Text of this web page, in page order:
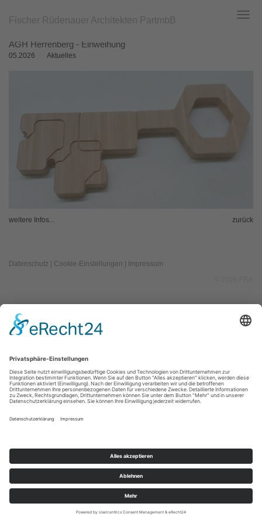
Hauptinhalt
springen
Fischer Rüdenauer Architekten PartmbB
AGH Herrenberg - Einweihung
05.2026 Aktuelles
weitere Infos... zurück
Datenschutz | Cookie-Einstellungen | Impressum